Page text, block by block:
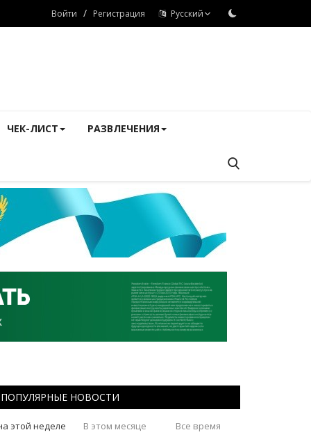
Войти / Регистрация Русский
ЧЕК-ЛИСТ РАЗВЛЕЧЕНИЯ
ПОПУЛЯРНЫЕ НОВОСТИ
этой неделе В этом месяце Все время